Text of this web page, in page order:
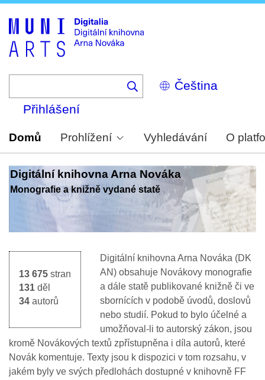
Select
your
Přihlášení
Domů Prohlížení Vyhledávání O
Digitální knihovna Arna Nováka
Monografie a knižně vydané statě
13 675 stran
131 děl
34 autorů
Digitální knihovna Arna Nováka (DK
AN) obsahuje Novákovy monografie
a dále statě publikované knižně či ve
sbornících v podobě úvodů, doslovů
nebo studií. Pokud to bylo účelné a
umožňoval-li to autorský zákon, jsou
kromě Novákových textů zpřístupněna i díla autorů, které
Novák komentuje. Texty jsou k dispozici v tom rozsahu, v
jakém byly ve svých předlohách dostupné v knihovně FF